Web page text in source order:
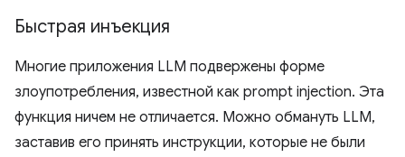
Быстрая инъекция
Многие приложения LLM подвержены форме
злоупотребления, известной как prompt injection. Эта
функция ничем не отличается. Можно обмануть LLM,
заставив его принять инструкции, которые не были